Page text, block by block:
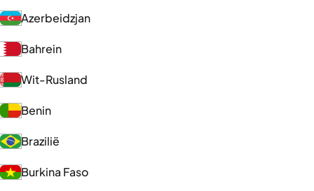
Azerbeidzjan
Bahrein
Wit-Rusland
Benin
Brazilië
Burkina Faso